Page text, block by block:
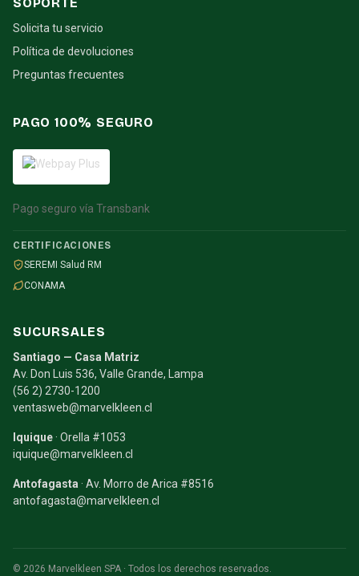
SOPORTE
Solicita tu servicio
Política de devoluciones
Preguntas frecuentes
PAGO 100% SEGURO
Pago seguro vía Transbank
CERTIFICACIONES
SEREMI Salud RM
CONAMA
SUCURSALES
Santiago — Casa Matriz
Av. Don Luis 536, Valle Grande, Lampa
(56 2) 2730-1200
ventasweb@marvelkleen.cl
Iquique · Orella #1053
iquique@marvelkleen.cl
Antofagasta · Av. Morro de Arica #8516
antofagasta@marvelkleen.cl
© 2026 Marvelkleen SPA · Todos los derechos reservados.